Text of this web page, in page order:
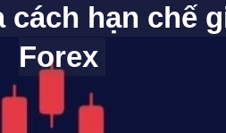
hạn chế
Forex